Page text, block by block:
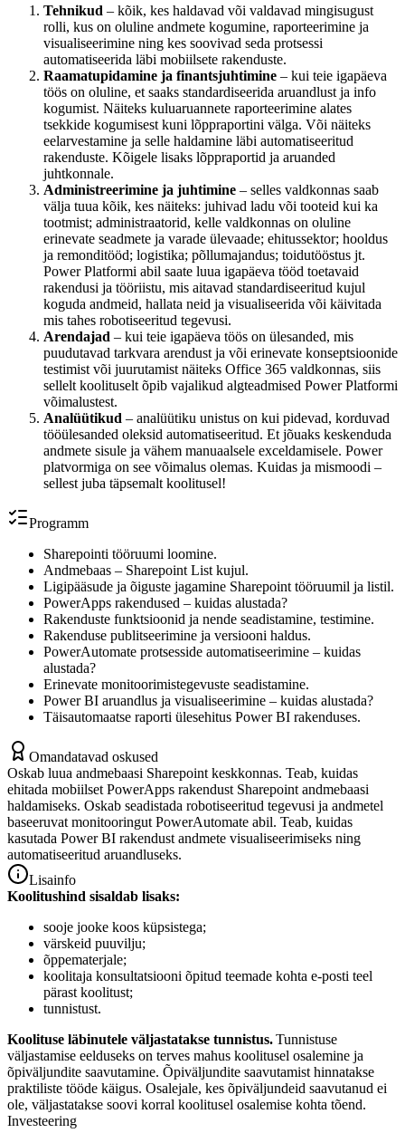
Tehnikud – kõik, kes haldavad või valdavad mingisugust
rolli, kus on oluline andmete kogumine, raporteerimine ja
visualiseerimine ning kes soovivad seda protsessi
automatiseerida läbi mobiilsete rakenduste.
Raamatupidamine ja finantsjuhtimine – kui teie igapäeva
töös on oluline, et saaks standardiseerida aruandlust ja info
kogumist. Näiteks kuluaruannete raporteerimine alates
tsekkide kogumisest kuni lõppraportini välga. Või näiteks
eelarvestamine ja selle haldamine läbi automatiseeritud
rakenduste. Kõigele lisaks lõppraportid ja aruanded
juhtkonnale.
Administreerimine ja juhtimine – selles valdkonnas saab
välja tuua kõik, kes näiteks: juhivad ladu või tooteid kui ka
tootmist; administraatorid, kelle valdkonnas on oluline
erinevate seadmete ja varade ülevaade; ehitussektor; hooldus
ja remonditööd; logistika; põllumajandus; toidutööstus jt.
Power Platformi abil saate luua igapäeva tööd toetavaid
rakendusi ja tööriistu, mis aitavad standardiseeritud kujul
koguda andmeid, hallata neid ja visualiseerida või käivitada
mis tahes robotiseeritud tegevusi.
Arendajad – kui teie igapäeva töös on ülesanded, mis
puudutavad tarkvara arendust ja või erinevate konseptsioonide
testimist või juurutamist näiteks Office 365 valdkonnas, siis
sellelt koolituselt õpib vajalikud algteadmised Power Platformi
võimalustest.
Analüütikud – analüütiku unistus on kui pidevad, korduvad
tööülesanded oleksid automatiseeritud. Et jõuaks keskenduda
andmete sisule ja vähem manuaalsele exceldamisele. Power
platvormiga on see võimalus olemas. Kuidas ja mismoodi –
sellest juba täpsemalt koolitusel!
Programm
Sharepointi tööruumi loomine.
Andmebaas – Sharepoint List kujul.
Ligipääsude ja õiguste jagamine Sharepoint tööruumil ja listil.
PowerApps rakendused – kuidas alustada?
Rakenduste funktsioonid ja nende seadistamine, testimine.
Rakenduse publitseerimine ja versiooni haldus.
PowerAutomate protsesside automatiseerimine – kuidas
alustada?
Erinevate monitoorimistegevuste seadistamine.
Power BI aruandlus ja visualiseerimine – kuidas alustada?
Täisautomaatse raporti ülesehitus Power BI rakenduses.
Omandatavad oskused
Oskab luua andmebaasi Sharepoint keskkonnas. Teab, kuidas
ehitada mobiilset PowerApps rakendust Sharepoint andmebaasi
haldamiseks. Oskab seadistada robotiseeritud tegevusi ja andmetel
baseeruvat monitooringut PowerAutomate abil. Teab, kuidas
kasutada Power BI rakendust andmete visualiseerimiseks ning
automatiseeritud aruandluseks.
Lisainfo
Koolitushind sisaldab lisaks:
sooje jooke koos küpsistega;
värskeid puuvilju;
õppematerjale;
koolitaja konsultatsiooni õpitud teemade kohta e-posti teel
pärast koolitust;
tunnistust.
Koolituse läbinutele väljastatakse tunnistus.Tunnistuse
väljastamise eelduseks on terves mahus koolitusel osalemine ja
õpiväljundite saavutamine. Õpiväljundite saavutamist hinnatakse
praktiliste tööde käigus. Osalejale, kes õpiväljundeid saavutanud ei
ole, väljastatakse soovi korral koolitusel osalemise kohta tõend.
Investeering